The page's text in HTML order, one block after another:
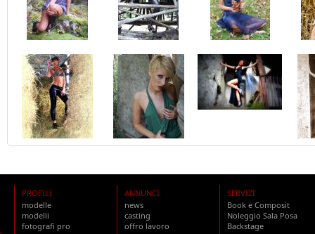
PROFILI
modelle
modelli
fotografi pro
ANNUNCI
news
casting
offro lavoro
SERVIZI
Book e Composit
Noleggio Sala Posa
Backstage